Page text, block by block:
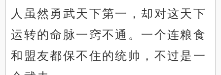
人虽然勇武天下第一，却对这天下
运转的命脉一窍不通。一个连粮食
和盟友都保不住的统帅，不过是一